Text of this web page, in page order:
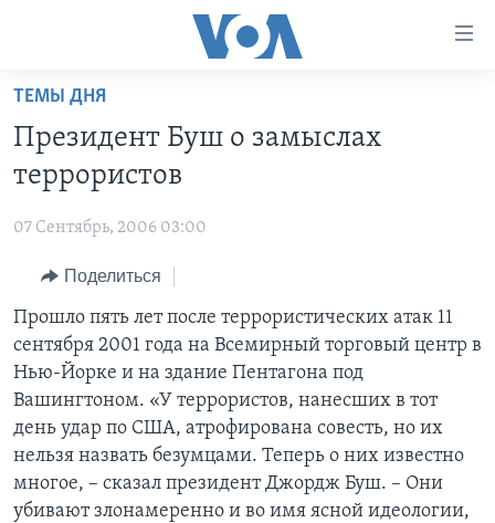
Перейти
основной
контент
Перейти
навигации
Перейти
поиск
ПРОГРАММЫ
НОВОСТИ ЗА МИНУТУ
ИТОГИ
ПОЧЕМУ ЭТО ВАЖНО?
ДИСКУССИЯ VOA
ДЕТАЛИ
НЬЮ-ЙОРК NEW YORK
АМЕРИКА. БОЛЬШОЕ ПУТЕШЕСТВИЕ
ПРОЕКТЫ
УЧИМ АНГЛИЙСКИЙ
НАША АМЕРИКАНСКАЯ ИСТОРИЯ
А КАК В АМЕРИКЕ?
АРТЕФАКТЫ
АМЕРИКАНСКИЕ ГОРОДКИ
ТЕСТЫ
ЭКСПЕРТИЗА
ИНТЕРВЬЮ
ФАКТЫ ПРОТИВ ФЕЙКОВ
ЗА СВОБОДУ ПРЕССЫ
УЧИМ АНГЛИЙСКИЙ
ВИДЕО
ПОДПИСКА НА НОВОСТИ
ТЕМЫ ДНЯ
Президент Буш о замыслах
террористов
07 Сентябрь, 2006 03:00
Поделиться
Прошло пять лет после террористических атак 11
сентября 2001 года на Всемирный торговый центр в
Нью-Йорке и на здание Пентагона под
Вашингтоном. «У террористов, нанесших в тот
день удар по США, атрофирована совесть, но их
нельзя назвать безумцами. Теперь о них известно
многое, – сказал президент Джордж Буш. – Они
убивают злонамеренно и во имя ясной идеологии,